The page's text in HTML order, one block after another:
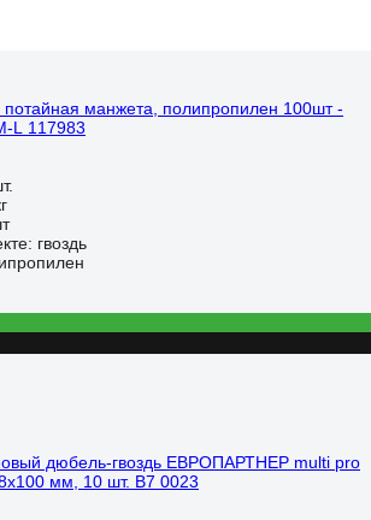
потайная манжета, полипропилен 100шт -
L 117983
гвоздь